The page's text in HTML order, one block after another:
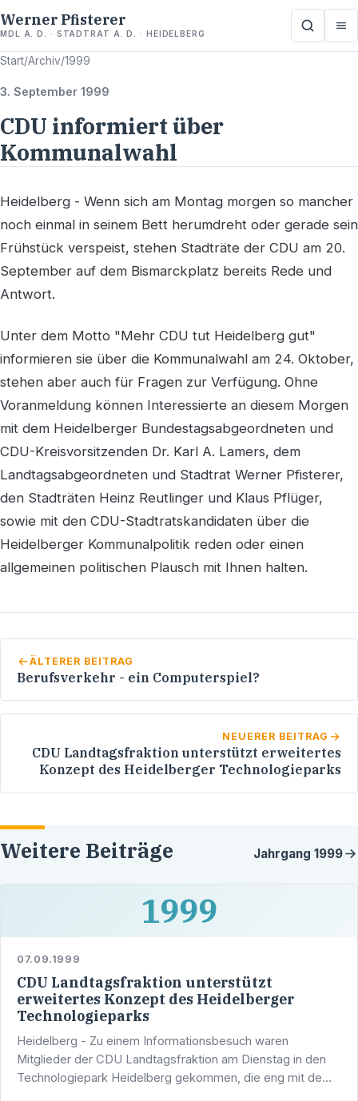
Werner Pfisterer
MDL A. D. · STADTRAT A. D. · HEIDELBERG
Start/Archiv/1999
3. September 1999
CDU informiert über
Kommunalwahl
Heidelberg - Wenn sich am Montag morgen so mancher
noch einmal in seinem Bett herumdreht oder gerade sein
Frühstück verspeist, stehen Stadträte der CDU am 20.
September auf dem Bismarckplatz bereits Rede und
Antwort.
Unter dem Motto "Mehr CDU tut Heidelberg gut"
informieren sie über die Kommunalwahl am 24. Oktober,
stehen aber auch für Fragen zur Verfügung. Ohne
Voranmeldung können Interessierte an diesem Morgen
mit dem Heidelberger Bundestagsabgeordneten und
CDU-Kreisvorsitzenden Dr. Karl A. Lamers, dem
Landtagsabgeordneten und Stadtrat Werner Pfisterer,
den Stadträten Heinz Reutlinger und Klaus Pflüger,
sowie mit den CDU-Stadtratskandidaten über die
Heidelberger Kommunalpolitik reden oder einen
allgemeinen politischen Plausch mit Ihnen halten.
ÄLTERER BEITRAG
Berufsverkehr - ein Computerspiel?
NEUERER BEITRAG
CDU Landtagsfraktion unterstützt erweitertes
Konzept des Heidelberger Technologieparks
Weitere Beiträge Jahrgang 1999
1999
07.09.1999
CDU Landtagsfraktion unterstützt
erweitertes Konzept des Heidelberger
Technologieparks
Heidelberg - Zu einem Informationsbesuch waren
Mitglieder der CDU Landtagsfraktion am Dienstag in den
Technologiepark Heidelberg gekommen, die eng mit dem